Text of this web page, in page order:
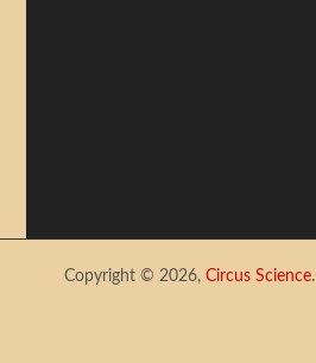
Copyright © 2026, Circus Science